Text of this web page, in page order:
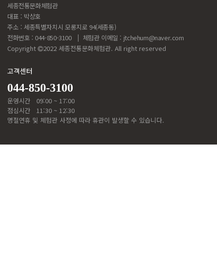
세종전통문화체험관
대표 : 박상호
주소 : 세종특별자치시 모롱지로 94(세종동)
전화번호 : 044-850-3100
체험관 이메일 : jtchehum@naver.com
Copyright
2022 세종전통문화체험관. All right reserved
고객센터
044-850-3100
운영시간
09:00 ~ 17:00
점심시간
11:30 ~ 12:30
명절연휴 및 체험관 사정에 따라 휴관이 발생할 수 있습니다.